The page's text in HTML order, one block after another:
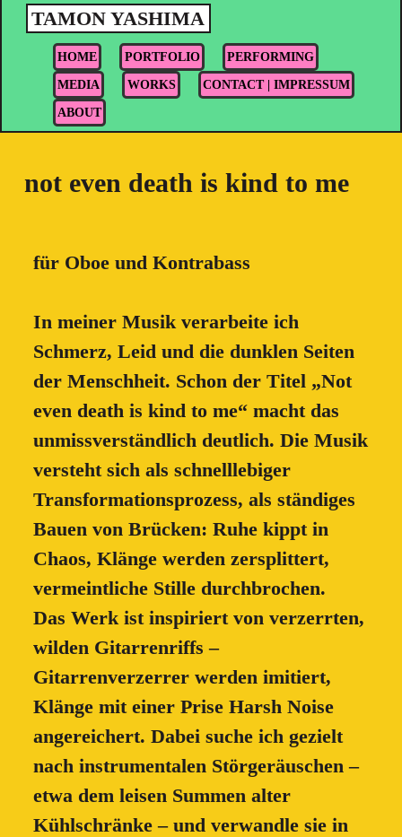
TAMON YASHIMA
HOME PORTFOLIO PERFORMING
MEDIA WORKS CONTACT | IMPRESSUM
ABOUT
not even death is kind to me
für Oboe und Kontrabass
In meiner Musik verarbeite ich
Schmerz, Leid und die dunklen Seiten
der Menschheit. Schon der Titel „Not
even death is kind to me“ macht das
unmissverständlich deutlich. Die Musik
versteht sich als schnelllebiger
Transformationsprozess, als ständiges
Bauen von Brücken: Ruhe kippt in
Chaos, Klänge werden zersplittert,
vermeintliche Stille durchbrochen.
Das Werk ist inspiriert von verzerrten,
wilden Gitarrenriffs –
Gitarrenverzerrer werden imitiert,
Klänge mit einer Prise Harsh Noise
angereichert. Dabei suche ich gezielt
nach instrumentalen Störgeräuschen –
etwa dem leisen Summen alter
Kühlschränke – und verwandle sie in